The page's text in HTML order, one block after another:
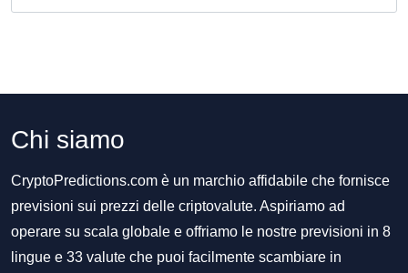
Chi siamo
CryptoPredictions.com è un marchio affidabile che fornisce
previsioni sui prezzi delle criptovalute. Aspiriamo ad
operare su scala globale e offriamo le nostre previsioni in 8
lingue e 33 valute che puoi facilmente scambiare in